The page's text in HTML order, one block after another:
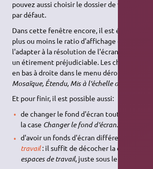
pouvez aussi choisir le dossier de votre choix
par défaut.
Dans cette fenêtre encore, il est également
plus ou moins le ratio d'affichage du fonds
l'adapter à la résolution de l'écran et éviter
un étirement préjudiciable. Les choix
en bas à droite dans le menu déroulant
Mosaïque, Étendu, Mis à l'échelle ou Zoomé
Et pour finir, il est possible aussi:
de changer le fond d'écran toutes les x
la case Changer le fond d'écran.
d'avoir un fonds d'écran différent pour
travail: il suffit de décocher la case
espaces de travail, juste sous le menu